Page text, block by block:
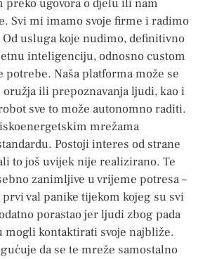
preko ugovora o djelu ili nam
Svi mi imamo svoje firme i radimo
usluga koje nudimo, definitivno
inteligenciju, odnosno custom
Naša platforma može se
ili prepoznavanja ljudi, kao i
sve to može autonomno raditi.
mrežama
Postoji interes od strane
to još uvijek nije realizirano. Te
zanimljive u vrijeme potresa –
val panike tijekom kojeg su svi
porastao jer ljudi zbog pada
mogli kontaktirati svoje najbliže.
da se te mreže samostalno